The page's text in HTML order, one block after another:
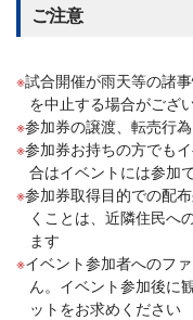
ご注意
試合開催が雨天等の諸
を中止する場合がござ
参加券の譲渡、転売行
参加券お持ちの方でも
合はイベントには参加
参加券取得目的での配
くことは、近隣住民へ
ます
イベント参加者へのフ
ん。イベント参加後に
ットをお求めください